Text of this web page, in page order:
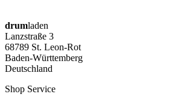
drumladen
Lanzstraße 3
68789 St. Leon-Rot
Baden-Württemberg
Deutschland
Shop Service